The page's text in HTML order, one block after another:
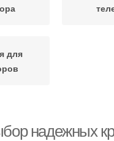
для
надежных